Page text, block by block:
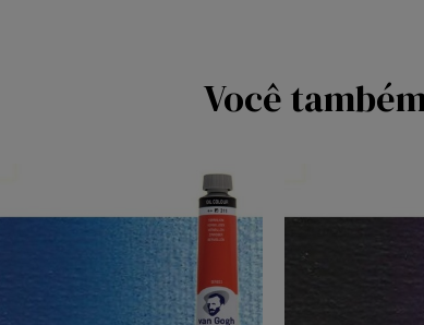
Você